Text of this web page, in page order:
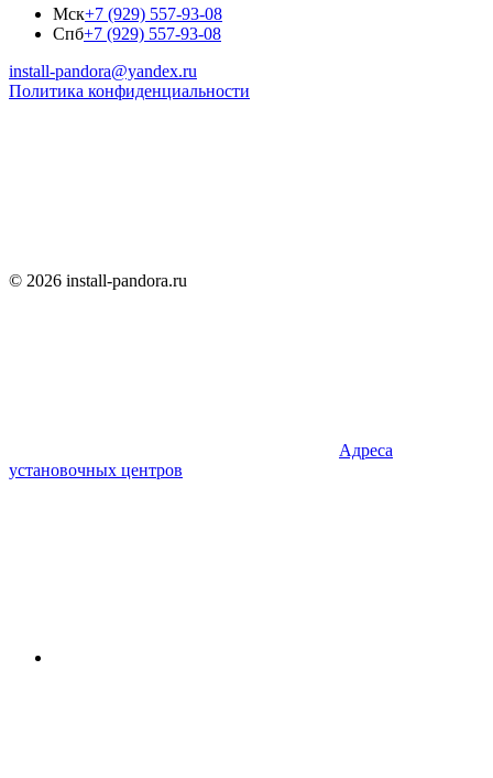
Мск+7 (929) 557-93-08
Спб+7 (929) 557-93-08
install-pandora@yandex.ru
Политика конфиденциальности
© 2026 install-pandora.ru
Адреса
установочных центров